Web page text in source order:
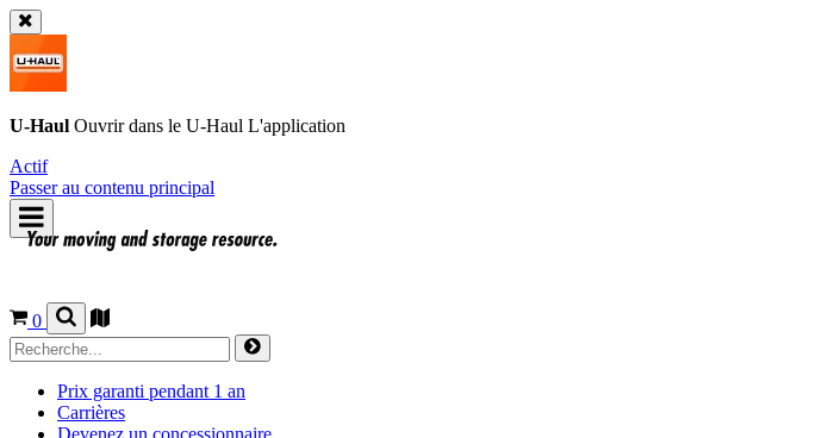
U-Haul Ouvrir dans le U-Haul L'application
Actif
Passer au contenu principal
0
Prix garanti pendant 1 an
Carrières
Devenez un concessionnaire